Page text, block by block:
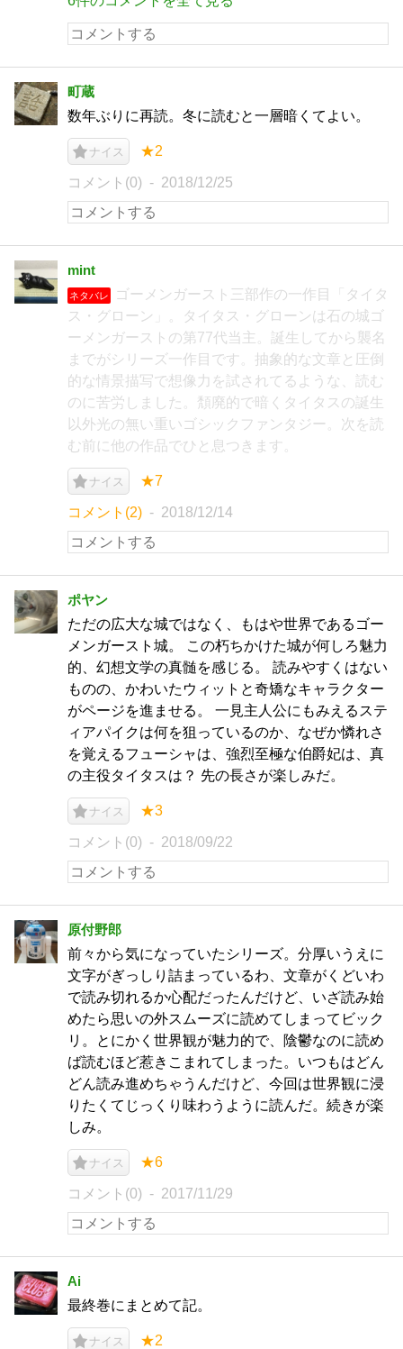
町蔵
数年ぶりに再読。冬に読むと一層暗くてよい。
ナイス ★2
コメント(0) 2018/12/25
mint
ネタバレ
ゴーメンガースト三部作の一作目「タイタ
ス・グローン」。タイタス・グローンは石の城ゴ
ーメンガーストの第77代当主。誕生してから襲名
までがシリーズ一作目です。抽象的な文章と圧倒
的な情景描写で想像力を試されてるような、読む
のに苦労しました。頽廃的で暗くタイタスの誕生
以外光の無い重いゴシックファンタジー。次を読
む前に他の作品でひと息つきます。
ナイス ★7
コメント(2) 2018/12/14
ポヤン
ただの広大な城ではなく、もはや世界であるゴー
メンガースト城。 この朽ちかけた城が何しろ魅力
的、幻想文学の真髄を感じる。 読みやすくはない
ものの、かわいたウィットと奇矯なキャラクター
がページを進ませる。 一見主人公にもみえるステ
ィアパイクは何を狙っているのか、なぜか憐れさ
を覚えるフューシャは、強烈至極な伯爵妃は、真
の主役タイタスは？ 先の長さが楽しみだ。
ナイス ★3
コメント(0) 2018/09/22
原付野郎
前々から気になっていたシリーズ。分厚いうえに
文字がぎっしり詰まっているわ、文章がくどいわ
で読み切れるか心配だったんだけど、いざ読み始
めたら思いの外スムーズに読めてしまってビック
リ。とにかく世界観が魅力的で、陰鬱なのに読め
ば読むほど惹きこまれてしまった。いつもはどん
どん読み進めちゃうんだけど、今回は世界観に浸
りたくてじっくり味わうように読んだ。続きが楽
しみ。
ナイス ★6
コメント(0) 2017/11/29
Ai
最終巻にまとめて記。
ナイス ★2